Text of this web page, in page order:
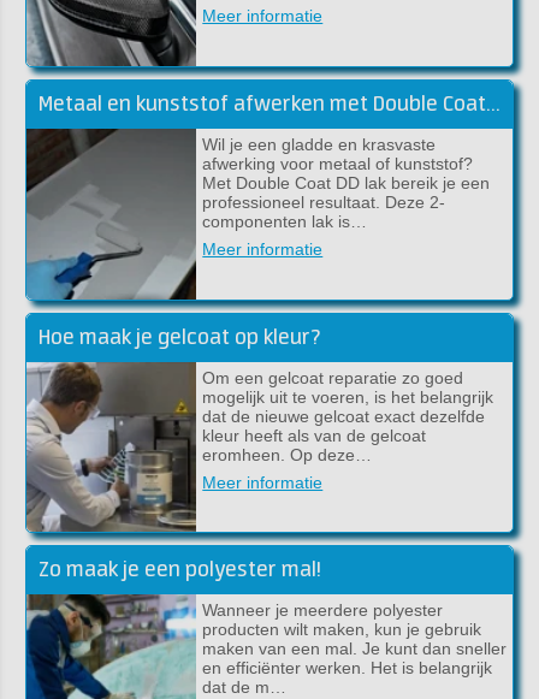
Meer informatie
Metaal en kunststof afwerken met Double Coat DD lak
Wil je een gladde en krasvaste
afwerking voor metaal of kunststof?
Met Double Coat DD lak bereik je een
professioneel resultaat. Deze 2-
componenten lak is…
Meer informatie
Hoe maak je gelcoat op kleur?
Om een gelcoat reparatie zo goed
mogelijk uit te voeren, is het belangrijk
dat de nieuwe gelcoat exact dezelfde
kleur heeft als van de gelcoat
eromheen. Op deze…
Meer informatie
Zo maak je een polyester mal!
Wanneer je meerdere polyester
producten wilt maken, kun je gebruik
maken van een mal. Je kunt dan sneller
en efficiënter werken. Het is belangrijk
dat de m…